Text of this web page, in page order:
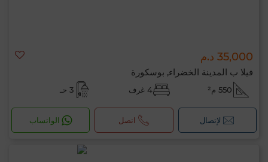
35,000 د.م
فيلا ب المدينة الخضراء, بوسكورة
550 م² 4 غرف 3 حـ
لإتصال اتصل الواتساب